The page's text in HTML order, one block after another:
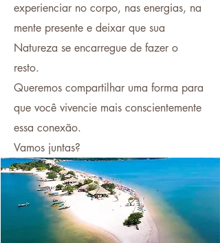
experienciar no corpo, nas energias, na
mente presente e deixar que sua
Natureza se encarregue de fazer o
resto.
Queremos compartilhar uma forma para
que você vivencie mais conscientemente
essa conexão.
Vamos juntas?